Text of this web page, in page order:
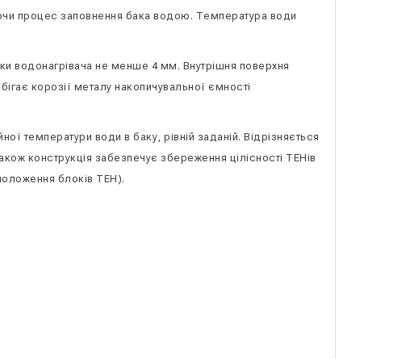
процес заповнення бака водою. Температура води
водонагрівача не менше 4 мм. Внутрішня поверхня
корозії металу накопичувальної ємності
температури води в баку, рівній заданій. Відрізняється
конструкція забезпечує збереження цілісності ТЕНів
блоків ТЕН).